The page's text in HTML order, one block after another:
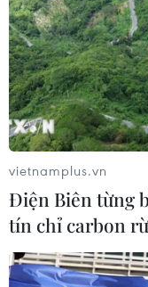
TIN CÙNG
vietnamplus.vn
Điện Biên từng
tín chỉ carbon